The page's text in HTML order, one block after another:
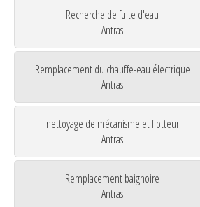
Recherche de fuite d'eau
Antras
Remplacement du chauffe-eau électrique
Antras
nettoyage de mécanisme et flotteur
Antras
Remplacement baignoire
Antras